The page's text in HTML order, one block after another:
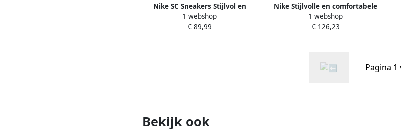
Nike SC Sneakers Stijlvol en
Comfortabel Wit Heren
1 webshop
€ 89,99
Nike Stijlvolle en comfortabele
herensneakers Rood Heren
1 webshop
€ 126,23
Pagina 1
Bekijk ook